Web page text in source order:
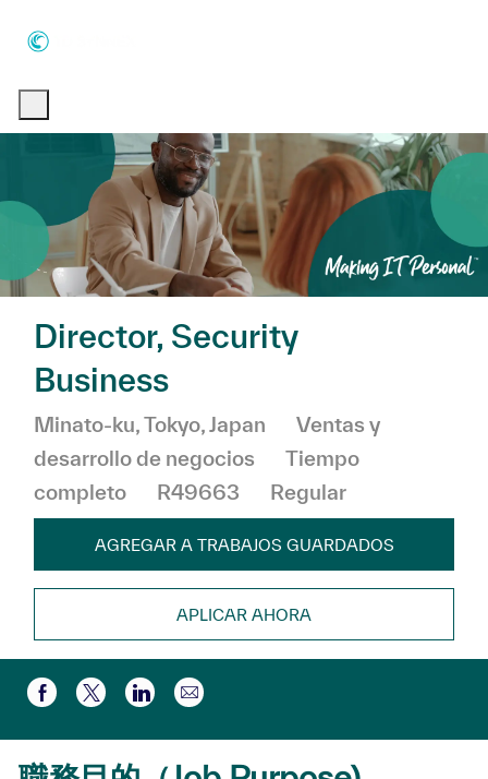
Director, Security
Business
Ubicación
Minato-ku, Tokyo, Japan Categoría
Ventas y
desarrollo de negocios
Tiempo
completo
R49663 Regular
AGREGAR A TRABAJOS GUARDADOS
APLICAR AHORA
Compartir a través de Facebook
Compartir a través de twitter
Compartir a través de LinkedIn
Compartir por correo